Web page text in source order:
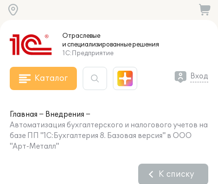
Отраслевые
и специализированныерешения
1С:Предприятие
Каталог Вход
Главная
Внедрения
Автоматизация бухгалтерского и налогового учетов на
базе ПП "1С:Бухгалтерия 8. Базовая версия" в ООО
"Арт-Металл"
К списку